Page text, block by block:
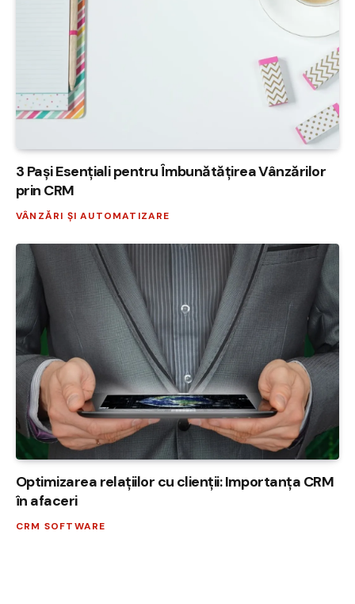
3 Pași Esențiali pentru Îmbunătățirea Vânzărilor
prin CRM
VÂNZĂRI ȘI AUTOMATIZARE
Optimizarea relațiilor cu clienții: Importanța CRM
în afaceri
CRM SOFTWARE